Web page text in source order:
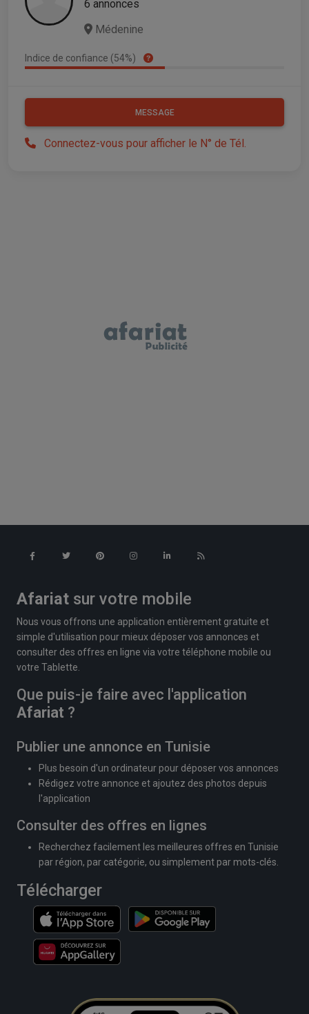
6 annonces
Médenine
Indice de confiance (54%)
MESSAGE
Connectez-vous pour afficher le N° de Tél.
Afariat sur votre mobile
Nous vous offrons une application entièrement gratuite et
simple d'utilisation pour mieux déposer vos annonces et
consulter des offres en ligne via votre téléphone mobile ou
votre Tablette.
Que puis-je faire avec l'application
Afariat ?
Publier une annonce en Tunisie
Plus besoin d'un ordinateur pour déposer vos annonces
Rédigez votre annonce et ajoutez des photos depuis
l'application
Consulter des offres en lignes
Recherchez facilement les meilleures offres en Tunisie
par région, par catégorie, ou simplement par mots-clés.
Télécharger